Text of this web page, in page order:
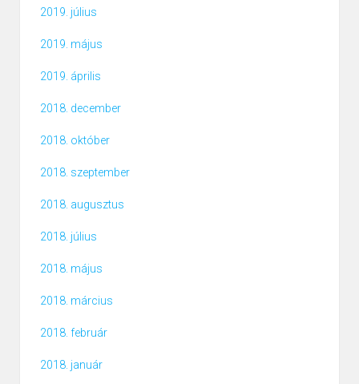
2019. július
2019. május
2019. április
2018. december
2018. október
2018. szeptember
2018. augusztus
2018. július
2018. május
2018. március
2018. február
2018. január